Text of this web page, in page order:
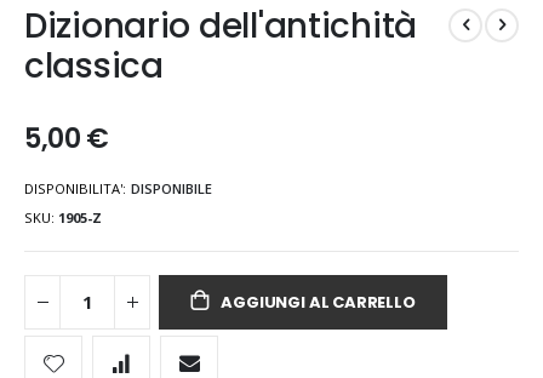
all'inizio
della
galleria
Dizionario dell'antichità
classica
5,00 €
DISPONIBILITA': DISPONIBILE
SKU 1905-Z
AGGIUNGI AL CARRELLO